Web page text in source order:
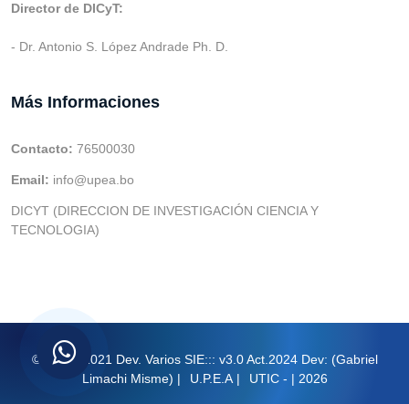
Director de DICyT:
- Dr. Antonio S. López Andrade Ph. D.
Más Informaciones
Contacto: 76500030
Email: info@upea.bo
DICYT (DIRECCION DE INVESTIGACIÓN CIENCIA Y
TECNOLOGIA)
© v.1 en 2021 Dev. Varios SIE::: v3.0 Act.2024 Dev: (Gabriel
Limachi Misme) |
U.P.E.A| UTIC - | 2026